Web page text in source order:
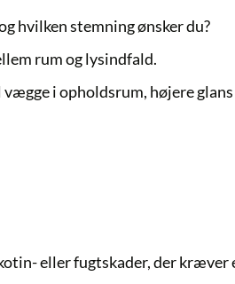
hvilken stemning ønsker du?
rum og lysindfald.
i opholdsrum, højere
eller fugtskader, der kræver